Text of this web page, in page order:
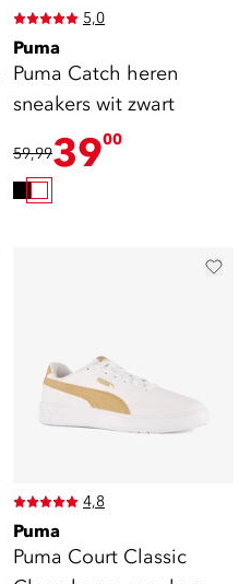
5,0
Puma
Puma Catch heren
sneakers wit zwart
59,993900
4,8
Puma
Puma Court Classic